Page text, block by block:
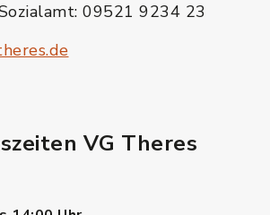
09521 9234 23
VG Theres